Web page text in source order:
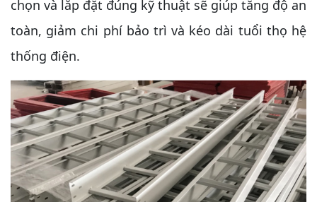
chọn và lắp đặt đúng kỹ thuật sẽ giúp tăng độ an
toàn, giảm chi phí bảo trì và kéo dài tuổi thọ hệ
thống điện.